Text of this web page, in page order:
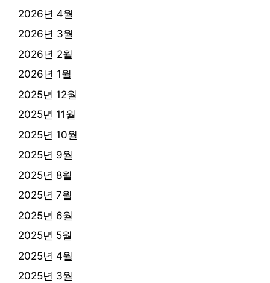
2026년 4월
2026년 3월
2026년 2월
2026년 1월
2025년 12월
2025년 11월
2025년 10월
2025년 9월
2025년 8월
2025년 7월
2025년 6월
2025년 5월
2025년 4월
2025년 3월